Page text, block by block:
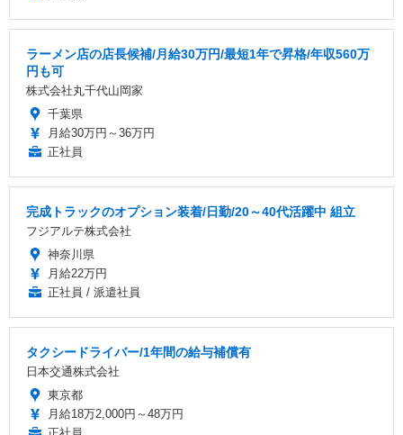
ラーメン店の店長候補/月給30万円/最短1年で昇格/年収560万
円も可
株式会社丸千代山岡家
千葉県
月給30万円～36万円
正社員
完成トラックのオプション装着/日勤/20～40代活躍中 組立
フジアルテ株式会社
神奈川県
月給22万円
正社員 / 派遣社員
タクシードライバー/1年間の給与補償有
日本交通株式会社
東京都
月給18万2,000円～48万円